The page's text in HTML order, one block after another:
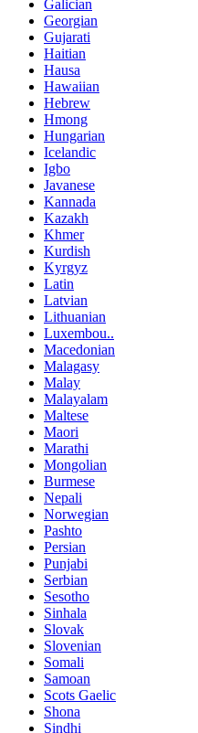
Galician
Georgian
Gujarati
Haitian
Hausa
Hawaiian
Hebrew
Hmong
Hungarian
Icelandic
Igbo
Javanese
Kannada
Kazakh
Khmer
Kurdish
Kyrgyz
Latin
Latvian
Lithuanian
Luxembou..
Macedonian
Malagasy
Malay
Malayalam
Maltese
Maori
Marathi
Mongolian
Burmese
Nepali
Norwegian
Pashto
Persian
Punjabi
Serbian
Sesotho
Sinhala
Slovak
Slovenian
Somali
Samoan
Scots Gaelic
Shona
Sindhi